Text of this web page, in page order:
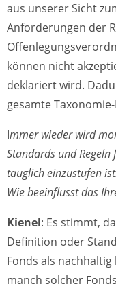
aus unserer Sicht
Anforderungen der
können nicht
deklariert wird.
gesamte
Immer wieder wird
Standards und Regeln
tauglich einzustufen
Wie beeinflusst das
Kienel: Es stimmt,
Definition oder
Fonds als
manch solcher